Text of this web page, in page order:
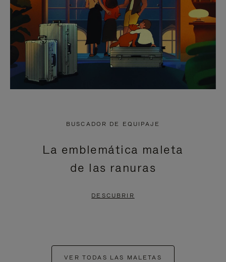
BUSCADOR DE EQUIPAJE
La emblemática maleta
de las ranuras
DESCUBRIR
VER TODAS LAS MALETAS